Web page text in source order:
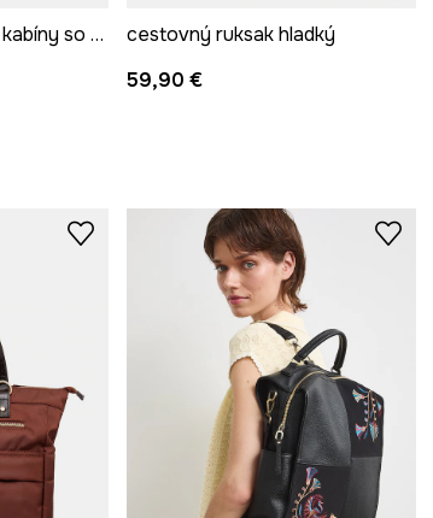
Cestovný ruksak do kabíny so zvieracím motívom
cestovný ruksak hladký
59,90 €